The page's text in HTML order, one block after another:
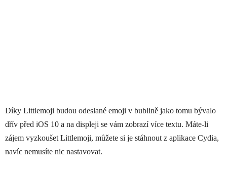
Díky Littlemoji budou odeslané emoji v bublině jako tomu bývalo
dřív před iOS 10 a na displeji se vám zobrazí více textu. Máte-li
zájem vyzkoušet Littlemoji, můžete si je stáhnout z aplikace Cydia,
navíc nemusíte nic nastavovat.